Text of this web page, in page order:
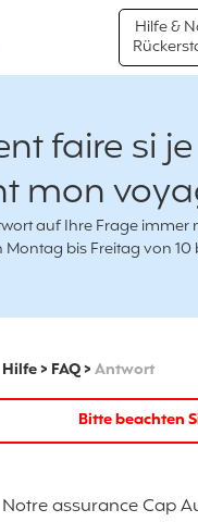
Hilfe &
faire si
mon
auf Ihre Frage
bis Freitag von 10
Hilfe> FAQ>Antwort
Bitte beachten
Notre assurance Cap